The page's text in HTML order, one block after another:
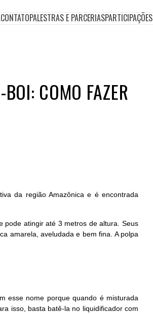
CONTATOPALESTRAS E PARCERIASPARTICIPAÇÕES
COMO FAZER
da região Amazônica e é encontrada
pode atingir até 3 metros de altura. Seus
amarela, aveludada e bem fina. A polpa
esse nome porque quando é misturada
isso, basta batê-la no liquidificador com